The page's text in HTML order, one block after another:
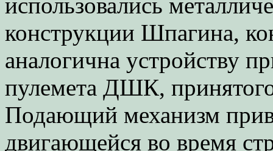
конструкции Шпагина,
аналогична устройству
пулемета ДШК,
Подающий механизм
двигающейся во время